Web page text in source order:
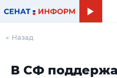
← Назад
В СФ